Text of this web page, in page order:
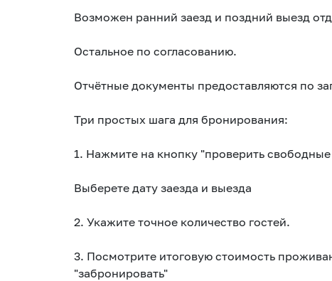
Возможен ранний заезд и поздний выезд
Остальное по согласованию.
Отчётные документы предоставляются по
Три простых шага для бронирования:
1. Нажмите на кнопку "проверить
Выберете дату заезда и выезда
2. Укажите точное количество гостей.
3. Посмотрите итоговую стоимость
"забронировать"